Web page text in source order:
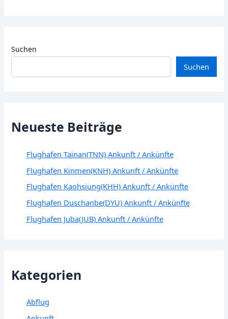
Suchen
Suchen
Neueste Beiträge
Flughafen Tainan(TNN) Ankunft / Ankünfte
Flughafen Kinmen(KNH) Ankunft / Ankünfte
Flughafen Kaohsiung(KHH) Ankunft / Ankünfte
Flughafen Duschanbe(DYU) Ankunft / Ankünfte
Flughafen Juba(JUB) Ankunft / Ankünfte
Kategorien
Abflug